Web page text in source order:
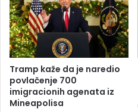
Tramp kaže da je naredio
povlačenje 700
imigracionih agenata iz
Mineapolisa